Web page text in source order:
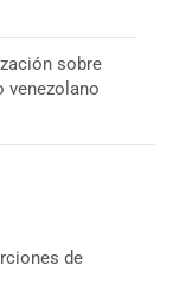
sobre
venezolano
de